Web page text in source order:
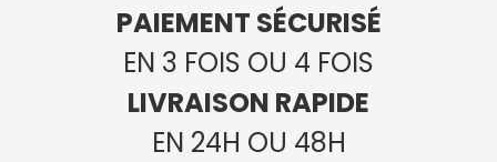
PAIEMENT SÉCURISÉ
EN 3 FOIS OU 4 FOIS
LIVRAISON RAPIDE
EN 24H OU 48H